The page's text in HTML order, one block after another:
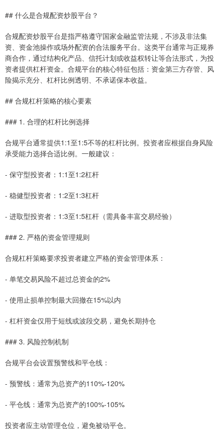
## 什么是合规配资炒股平台？
合规配资炒股平台是指严格遵守国家金融监管法规，不涉及非法集
资、资金池操作或场外配资的合法服务平台。这类平台通常与正规券
商合作，通过结构化产品、信托计划或收益权转让等合法形式，为投
资者提供杠杆资金。合规平台的核心特征包括：资金第三方存管、风
险揭示充分、杠杆比例透明、不承诺保本收益。
## 合规杠杆策略的核心要素
### 1. 合理的杠杆比例选择
合规平台通常提供1:1至1:5不等的杠杆比例。投资者应根据自身风险
承受能力选择合适比例。一般建议：
- 保守型投资者：1:1至1:2杠杆
- 稳健型投资者：1:2至1:3杠杆
- 进取型投资者：1:3至1:5杠杆（需具备丰富交易经验）
### 2. 严格的资金管理规则
合规杠杆策略要求投资者建立严格的资金管理体系：
- 单笔交易风险不超过总资金的2%
- 使用止损单控制最大回撤在15%以内
- 杠杆资金仅用于短线或波段交易，避免长期持仓
### 3. 风险控制机制
合规平台会设置预警线和平仓线：
- 预警线：通常为总资产的110%-120%
- 平仓线：通常为总资产的100%-105%
投资者应主动管理仓位，避免被动平仓。